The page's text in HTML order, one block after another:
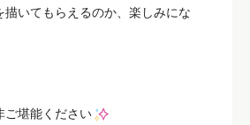
描いてもらえるのか、楽しみにな
ご堪能ください